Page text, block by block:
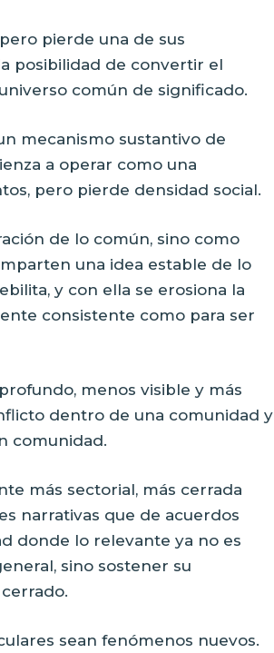
pierde una de sus
posibilidad de convertir el
común de significado.
mecanismo sustantivo de
a operar como una
pero pierde densidad social.
de lo común, sino como
una idea estable de lo
y con ella se erosiona la
consistente como para ser
menos visible y más
dentro de una comunidad y
comunidad.
más sectorial, más cerrada
narrativas que de acuerdos
donde lo relevante ya no es
sino sostener su
sean fenómenos nuevos.